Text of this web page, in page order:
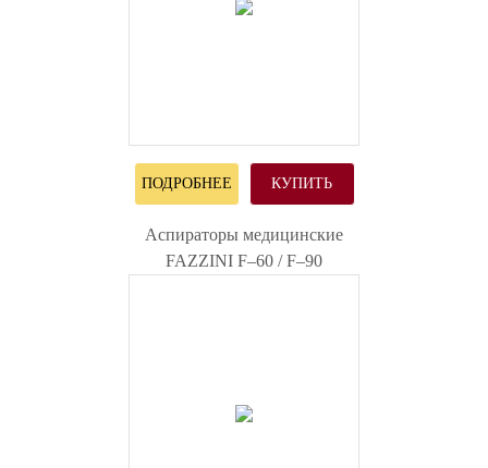
ПОДРОБНЕЕ КУПИТЬ
Аспираторы медицинские
FAZZINI F–60 / F–90